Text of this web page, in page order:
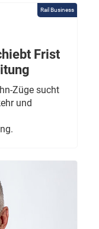
Rail Business
Frist
Züge sucht
und